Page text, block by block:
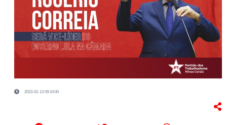
2023-02-13 09:10:00